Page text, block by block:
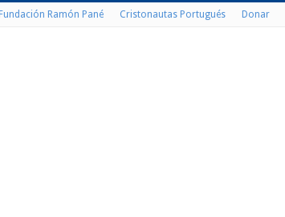
Fundación Ramón Pané Cristonautas Portugués Donar